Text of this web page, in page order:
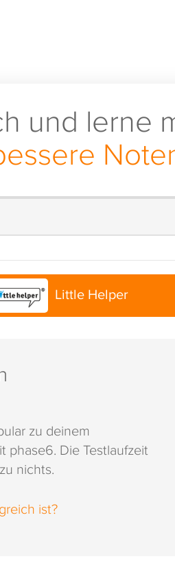
und lerne
Little Helper
zu deinem
phase6. Die Testlaufzeit
nichts.
ist?